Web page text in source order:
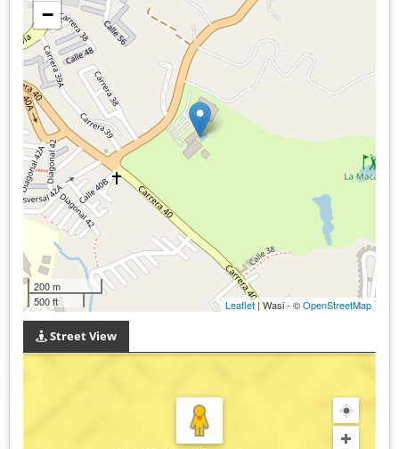
−
200 m
500 ft
Leaflet| Wasi - ©OpenStreetMap
Street View